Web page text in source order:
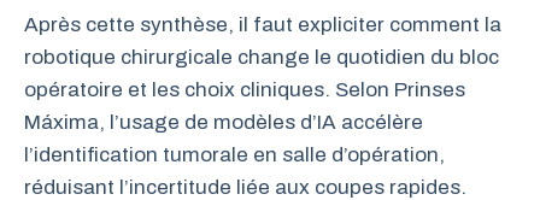
Après cette synthèse, il faut expliciter comment la
robotique chirurgicale change le quotidien du bloc
opératoire et les choix cliniques. Selon Prinses
Máxima, l’usage de modèles d’IA accélère
l’identification tumorale en salle d’opération,
réduisant l’incertitude liée aux coupes rapides.